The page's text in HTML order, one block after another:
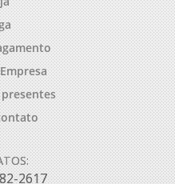
2617